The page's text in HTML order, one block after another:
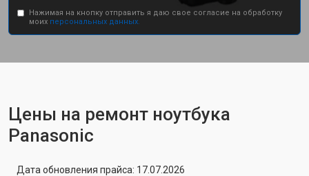
Нажимая на кнопку отправить я даю свое согласие на обработку
моих персональных данных.
Цены на ремонт ноутбука
Panasonic
Дата обновления прайса: 17.07.2026